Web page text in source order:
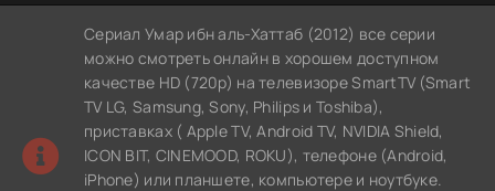
Сериал Умар ибн аль-Хаттаб (2012) все серии
можно смотреть онлайн в хорошем доступном
качестве HD (720p) на телевизоре SmartTV (Smart
TV LG, Samsung, Sony, Philips и Toshiba),
приставках ( Apple TV, Android TV, NVIDIA Shield,
ICON BIT, CINEMOOD, ROKU), телефоне (Android,
iPhone) или планшете, компьютере и ноутбуке.